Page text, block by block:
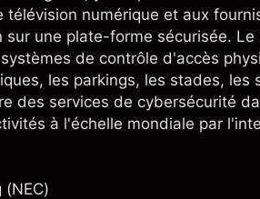
numérique et aux
une plate-forme sécurisée.
de contrôle d'accès
les parkings, les stades, les
des services de cybersécurité
à l'échelle mondiale par
(NEC)